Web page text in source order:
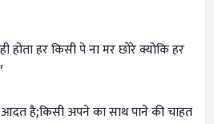
होता हर किसी पे ना मर छोरे क्योकि हर
है;किसी अपने का साथ पाने की चाहत